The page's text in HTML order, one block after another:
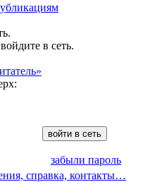
в сеть.
забыли пароль
справка, контакты…